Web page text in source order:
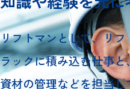
リフトマンとして、リ
ラックに積み込む仕事
資材の管理などを担当